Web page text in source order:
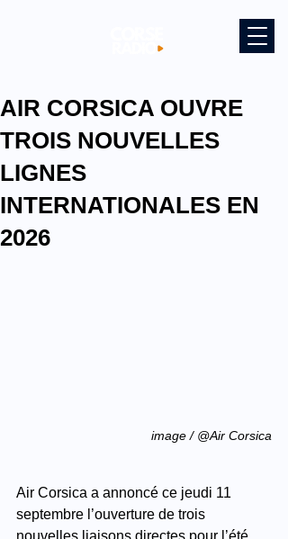
AIR CORSICA OUVRE
TROIS NOUVELLES
LIGNES
INTERNATIONALES EN
2026
image / @Air Corsica
Air Corsica a annoncé ce jeudi 11
septembre l’ouverture de trois
nouvelles liaisons directes pour l’été